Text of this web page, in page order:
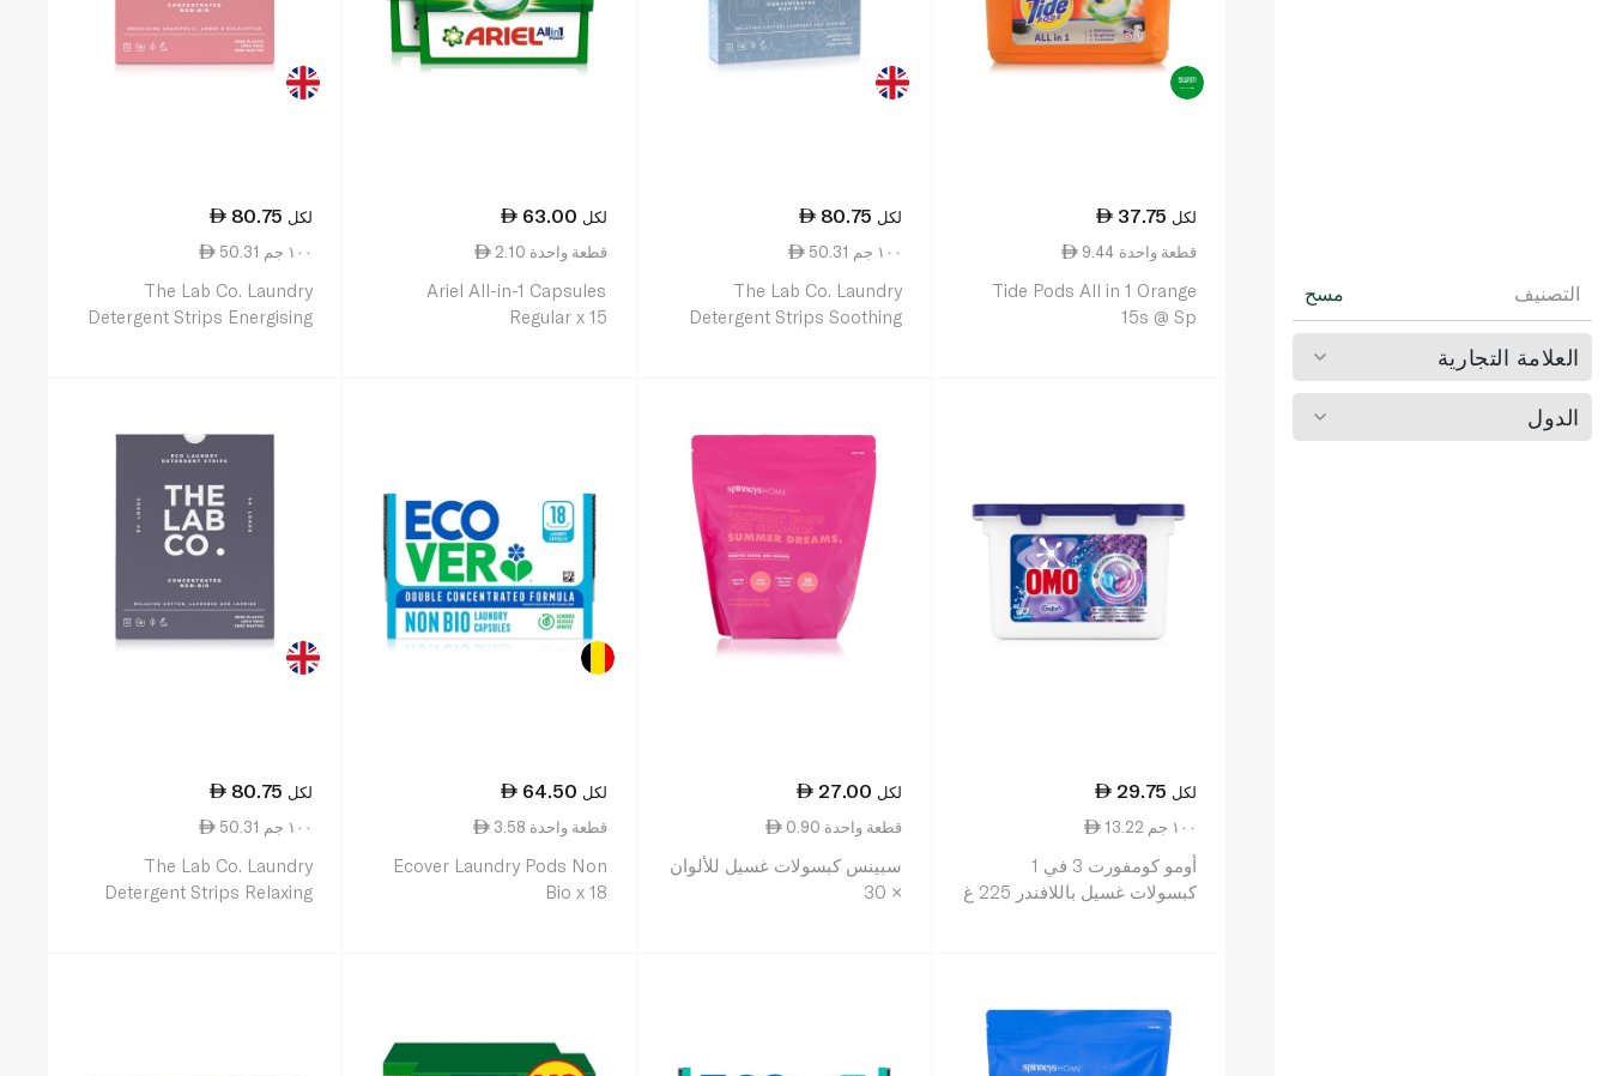
التصنيف مسح
العلامة التجارية
الدول
37.75 لكل
9.44 قطعة واحدة
Tide Pods All in 1 Orange
15s @ Sp
80.75 لكل
50.31 ١٠٠ جم
The Lab Co. Laundry
Detergent Strips Soothing
63.00 لكل
2.10 قطعة واحدة
Ariel All-in-1 Capsules
Regular x 15
80.75 لكل
50.31 ١٠٠ جم
The Lab Co. Laundry
Detergent Strips Energising
29.75 لكل
13.22 ١٠٠ جم
أومو كومفورت 3 في 1
كبسولات غسيل باللافندر 225 غ
27.00 لكل
0.90 قطعة واحدة
سبينس كبسولات غسيل للألوان
× 30
64.50 لكل
3.58 قطعة واحدة
Ecover Laundry Pods Non
Bio x 18
80.75 لكل
50.31 ١٠٠ جم
The Lab Co. Laundry
Detergent Strips Relaxing